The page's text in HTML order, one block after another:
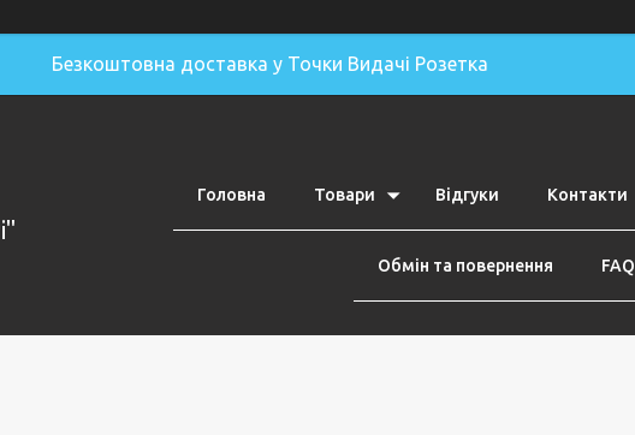
Безкоштовна доставка у Точки Видачі Розетка
Головна Товари Відгуки Контакти
Обмін та повернення FAQ